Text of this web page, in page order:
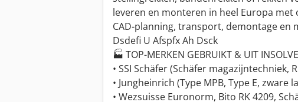
leveren en monteren in heel Europa met
CAD-planning, transport, demontage en
Dsdefi U Afspfx Ah Dsck
🏭 TOP-MERKEN GEBRUIKT & UIT
• SSI Schäfer (Schäfer magazijntechniek,
• Jungheinrich (Type MPB, Type E, zware
• Wezsuisse Euronorm, Bito RK 4209,